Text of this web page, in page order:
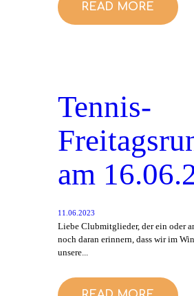
READ MORE
Tennis-
am
11.06.2023
Liebe Clubmitglieder, der ein oder
noch daran erinnern, dass wir im
unsere...